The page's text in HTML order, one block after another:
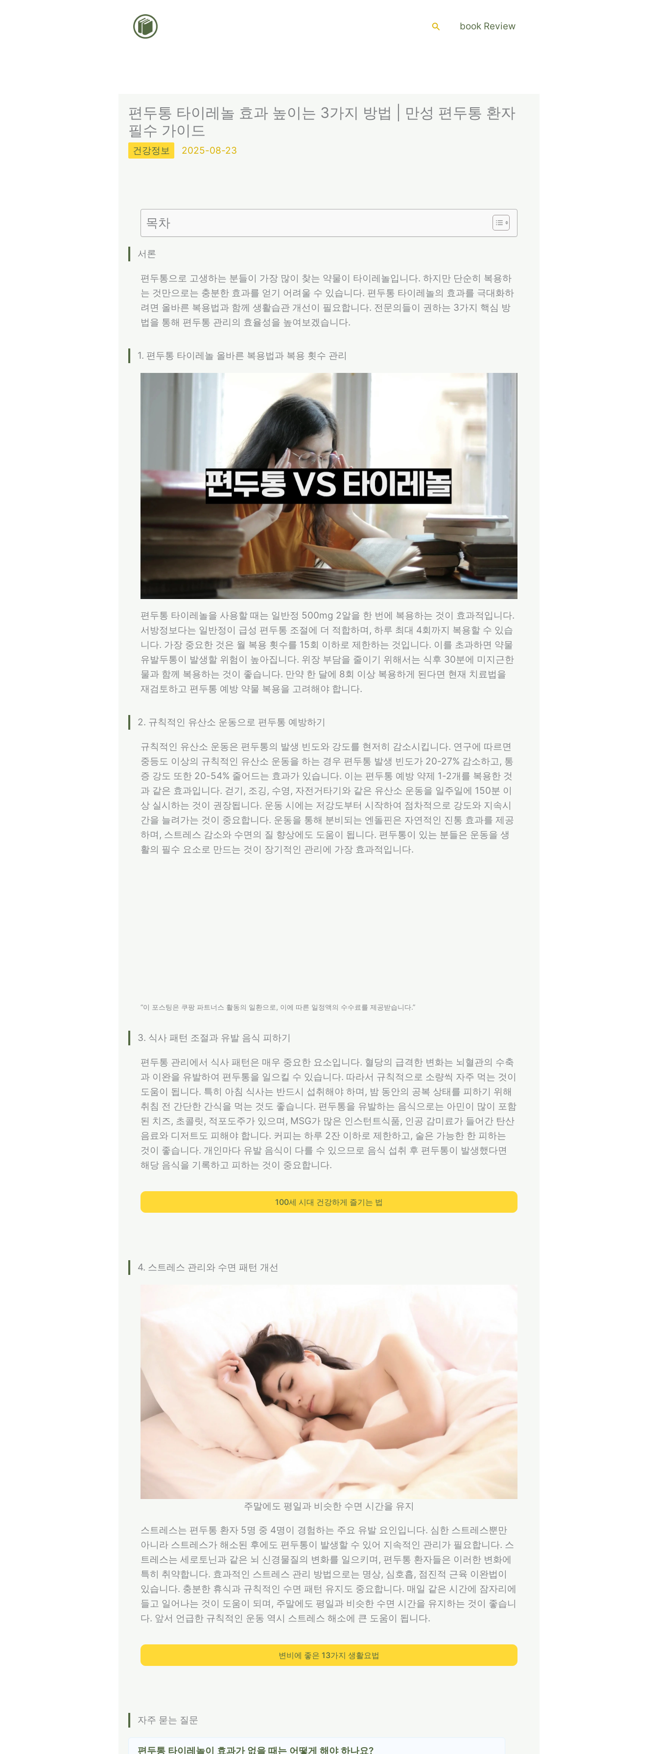
검
book Review
편두통 타이레놀 효과 높이는 3가지 방법 | 만성 편두통 환자
필수 가이드
건강정보 2025-08-23
목차
서론
편두통으로 고생하는 분들이 가장 많이 찾는 약물이 타이레놀입니다. 하지만 단순히 복용하
는 것만으로는 충분한 효과를 얻기 어려울 수 있습니다. 편두통 타이레놀의 효과를 극대화하
려면 올바른 복용법과 함께 생활습관 개선이 필요합니다. 전문의들이 권하는 3가지 핵심 방
법을 통해 편두통 관리의 효율성을 높여보겠습니다.
1. 편두통 타이레놀 올바른 복용법과 복용 횟수 관리
편두통 타이레놀을 사용할 때는 일반정 500mg 2알을 한 번에 복용하는 것이 효과적입니다.
서방정보다는 일반정이 급성 편두통 조절에 더 적합하며, 하루 최대 4회까지 복용할 수 있습
니다. 가장 중요한 것은 월 복용 횟수를 15회 이하로 제한하는 것입니다. 이를 초과하면 약물
유발두통이 발생할 위험이 높아집니다. 위장 부담을 줄이기 위해서는 식후 30분에 미지근한
물과 함께 복용하는 것이 좋습니다. 만약 한 달에 8회 이상 복용하게 된다면 현재 치료법을
재검토하고 편두통 예방 약물 복용을 고려해야 합니다.
2. 규칙적인 유산소 운동으로 편두통 예방하기
규칙적인 유산소 운동은 편두통의 발생 빈도와 강도를 현저히 감소시킵니다. 연구에 따르면
중등도 이상의 규칙적인 유산소 운동을 하는 경우 편두통 발생 빈도가 20-27% 감소하고, 통
증 강도 또한 20-54% 줄어드는 효과가 있습니다. 이는 편두통 예방 약제 1-2개를 복용한 것
과 같은 효과입니다. 걷기, 조깅, 수영, 자전거타기와 같은 유산소 운동을 일주일에 150분 이
상 실시하는 것이 권장됩니다. 운동 시에는 저강도부터 시작하여 점차적으로 강도와 지속시
간을 늘려가는 것이 중요합니다. 운동을 통해 분비되는 엔돌핀은 자연적인 진통 효과를 제공
하며, 스트레스 감소와 수면의 질 향상에도 도움이 됩니다. 편두통이 있는 분들은 운동을 생
활의 필수 요소로 만드는 것이 장기적인 관리에 가장 효과적입니다.
“이 포스팅은 쿠팡 파트너스 활동의 일환으로, 이에 따른 일정액의 수수료를 제공받습니다.”
3. 식사 패턴 조절과 유발 음식 피하기
편두통 관리에서 식사 패턴은 매우 중요한 요소입니다. 혈당의 급격한 변화는 뇌혈관의 수축
과 이완을 유발하여 편두통을 일으킬 수 있습니다. 따라서 규칙적으로 소량씩 자주 먹는 것이
도움이 됩니다. 특히 아침 식사는 반드시 섭취해야 하며, 밤 동안의 공복 상태를 피하기 위해
취침 전 간단한 간식을 먹는 것도 좋습니다. 편두통을 유발하는 음식으로는 아민이 많이 포함
된 치즈, 초콜릿, 적포도주가 있으며, MSG가 많은 인스턴트식품, 인공 감미료가 들어간 탄산
음료와 디저트도 피해야 합니다. 커피는 하루 2잔 이하로 제한하고, 술은 가능한 한 피하는
것이 좋습니다. 개인마다 유발 음식이 다를 수 있으므로 음식 섭취 후 편두통이 발생했다면
해당 음식을 기록하고 피하는 것이 중요합니다.
100세 시대 건강하게 즐기는 법
4. 스트레스 관리와 수면 패턴 개선
주말에도 평일과 비슷한 수면 시간을 유지
스트레스는 편두통 환자 5명 중 4명이 경험하는 주요 유발 요인입니다. 심한 스트레스뿐만
아니라 스트레스가 해소된 후에도 편두통이 발생할 수 있어 지속적인 관리가 필요합니다. 스
트레스는 세로토닌과 같은 뇌 신경물질의 변화를 일으키며, 편두통 환자들은 이러한 변화에
특히 취약합니다. 효과적인 스트레스 관리 방법으로는 명상, 심호흡, 점진적 근육 이완법이
있습니다. 충분한 휴식과 규칙적인 수면 패턴 유지도 중요합니다. 매일 같은 시간에 잠자리에
들고 일어나는 것이 도움이 되며, 주말에도 평일과 비슷한 수면 시간을 유지하는 것이 좋습니
다. 앞서 언급한 규칙적인 운동 역시 스트레스 해소에 큰 도움이 됩니다.
변비에 좋은 13가지 생활요법
자주 묻는 질문
편두통 타이레놀이 효과가 없을 때는 어떻게 해야 하나요?